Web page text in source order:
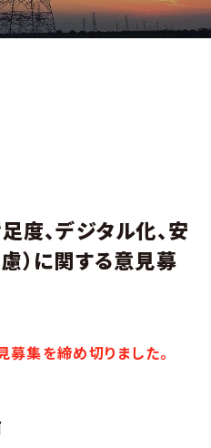
度、デジタル化、安
）に関する意見募
募集を締め切りました。